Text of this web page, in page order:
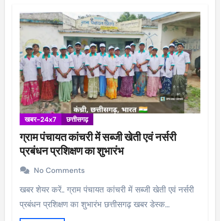
खबर-24x7 छत्तीसगढ़
ग्राम पंचायत कांचरी में सब्जी खेती एवं नर्सरी
प्रबंधन प्रशिक्षण का शुभारंभ
No Comments
खबर शेयर करें.. ग्राम पंचायत कांचरी में सब्जी खेती एवं नर्सरी
प्रबंधन प्रशिक्षण का शुभारंभ छत्तीसगढ़ खबर डेस्क…